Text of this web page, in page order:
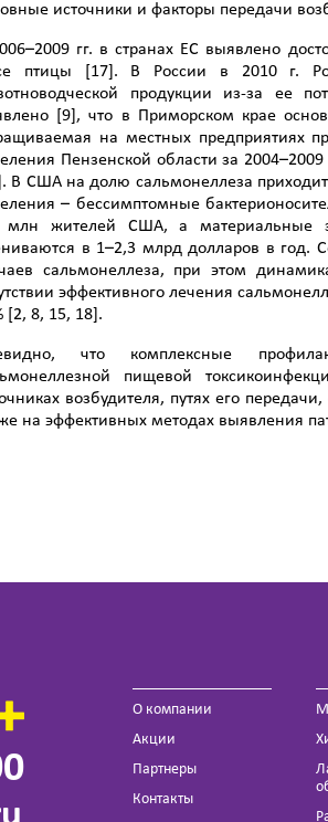
источники и факторы передачи
гг. в странах ЕС выявлено
птицы [17]. В России в 2010 г.
продукции из-за ее
[9], что в Приморском крае
на местных предприятиях
Пензенской области за
В США на долю сальмонеллеза
– бессимптомные
млн жителей США, а материальные
в 1–2,3 млрд долларов в год.
сальмонеллеза, при этом
эффективного лечения
[2, 8, 15, 18].
что комплексные
пищевой
возбудителя, путях его
на эффективных методах выявления
О компании
Акции
Партнеры
Контакты